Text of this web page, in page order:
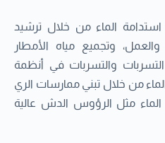
الماء من خلال ترشيد
وتجميع مياه الأمطار
والتسربات في أنظمة
من خلال تبني ممارسات الري
الماء مثل الرؤوس الدش عالية